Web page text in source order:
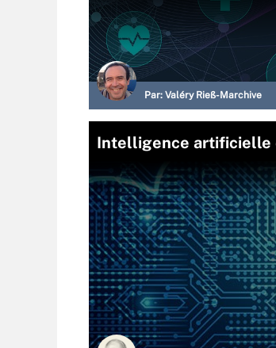
Par: Valéry Rieß-Marchive
Intelligence artificielle